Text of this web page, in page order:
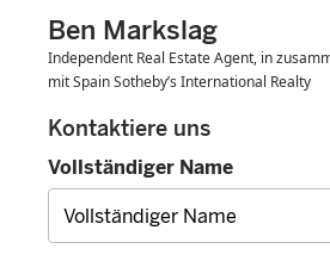
Ben Markslag
Independent Real Estate Agent, in
mit Spain Sotheby’s International Realty
Kontaktiere uns
Vollständiger Name